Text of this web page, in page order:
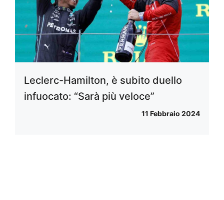
Leclerc-Hamilton, è subito duello
infuocato: “Sarà più veloce”
11 Febbraio 2024